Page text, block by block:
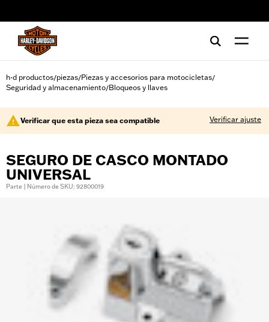
h-d productos/piezas/Piezas y accesorios para motocicletas/
Seguridad y almacenamiento/Bloqueos y llaves
Verificar que esta pieza sea compatible Verificar ajuste
SEGURO DE CASCO MONTADO
UNIVERSAL
Parte | Número de SKU: 92800019